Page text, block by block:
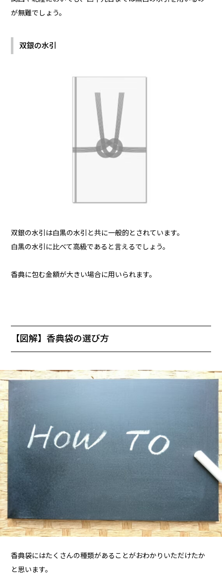
が無難でしょう。
双銀の水引
双銀の水引は白黒の水引と共に一般的とされています。
白黒の水引に比べて高級であると言えるでしょう。
香典に包む金額が大きい場合に用いられます。
【図解】香典袋の選び方
香典袋にはたくさんの種類があることがおわかりいただけたか
と思います。